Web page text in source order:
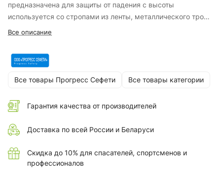
предназначена для защиты от падения с высоты
используется со стропами из ленты, металлического троса
в ПВХ оболочке, каната или цепи для удержания и
используется со стропами из ленты и каната длиной от 2 до
50 м. Для страховки при падении с высоты привязь
должна использоваться с амортизатором
использоваться как средство защиты от падения с
высоты.
Все описание
Все товары Прогресс Сефети Все товары категории
Гарантия качества от производителей
Доставка по всей России и Беларуси
Скидка до 10% для спасателей, спортсменов и
профессионалов